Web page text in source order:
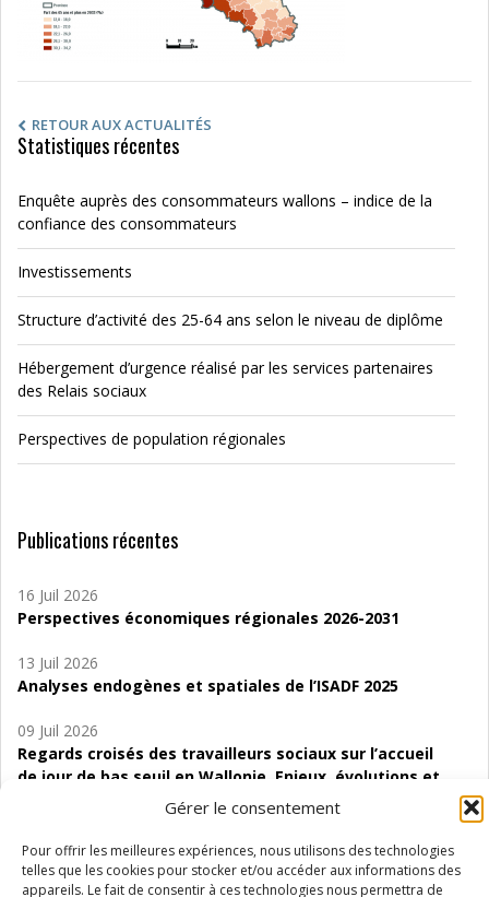
Gérer le consentement
Pour offrir les meilleures expériences, nous utilisons des technologies
telles que les cookies pour stocker et/ou accéder aux informations des
appareils. Le fait de consentir à ces technologies nous permettra de
RETOUR AUX ACTUALITÉS
Statistiques récentes
Enquête auprès des consommateurs wallons – indice de la
confiance des consommateurs
Investissements
Structure d’activité des 25-64 ans selon le niveau de diplôme
Hébergement d’urgence réalisé par les services partenaires
des Relais sociaux
Perspectives de population régionales
Publications récentes
16 Juil 2026
Perspectives économiques régionales 2026-2031
13 Juil 2026
Analyses endogènes et spatiales de l’ISADF 2025
09 Juil 2026
Regards croisés des travailleurs sociaux sur l’accueil
de jour de bas seuil en Wallonie. Enjeux, évolutions et
06 Juil 2026
Étude d’évaluabilité des Structures
d’accompagnement à l’autocréation d’emploi (SAACE)